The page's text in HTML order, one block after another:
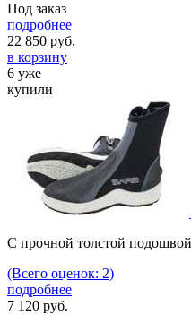
Под заказ
подробнее
22 850 руб.
в корзину
6 уже
купили
C прочной толстой подошвой
(Всего оценок: 2)
подробнее
7 120 руб.